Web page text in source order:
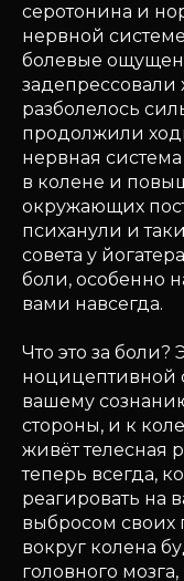
серотонина и
нервной
болевые
задепрессовали
разболелось
продолжили
нервная
в колене и
окружающих
психанули и
совета у
боли, особенно
вами навсегда.
Что это за боли?
ноцицептивной
вашему
стороны, и к
живёт телесная
теперь всегда,
реагировать на
выбросом
вокруг колена
головного